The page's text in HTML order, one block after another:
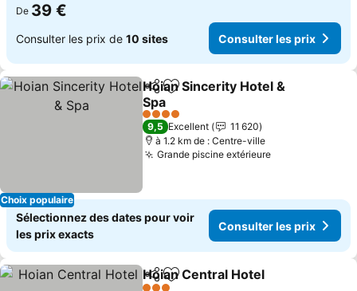
De 39 €
Consulter les prix de 10 sites Consulter les prix
Choix populaire
PartagerAjouter à mes favoris
Hoian Sincerity Hotel &
Spa
4 Étoiles
9,5 Excellent
11 620
à 1.2 km de : Centre-ville
Grande piscine extérieure
Sélectionnez des dates pour voir
les prix exacts
Consulter les prix
PartagerAjouter à mes favoris
Hoian Central Hotel